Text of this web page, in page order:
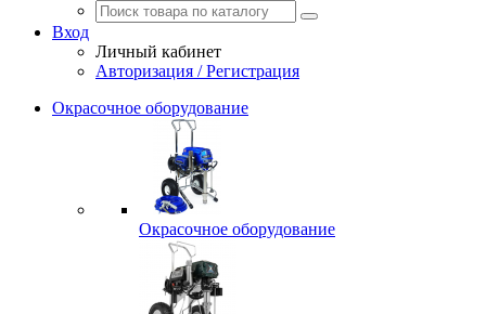
Вход
Личный кабинет
Авторизация / Регистрация
Окрасочное оборудование
Окрасочное оборудование